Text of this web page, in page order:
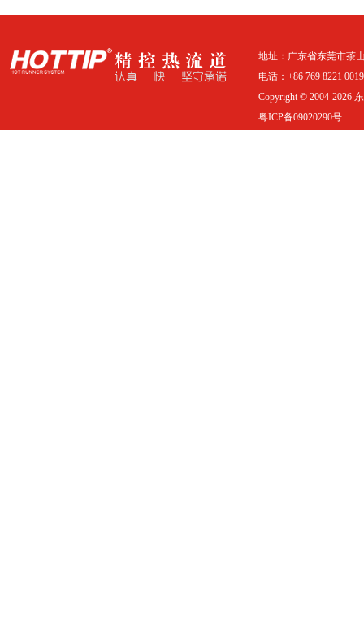
地址：广东省东莞市茶
电话：+86 769 8221
Copyright © 2004-2026
粤ICP备09020290号